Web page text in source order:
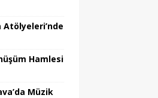
Atölyeleri’nde
Hamlesi
Müzik